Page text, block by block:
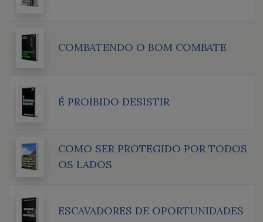
COMBATENDO O BOM COMBATE
É PROIBIDO DESISTIR
COMO SER PROTEGIDO POR TODOS
OS LADOS
ESCAVADORES DE OPORTUNIDADES